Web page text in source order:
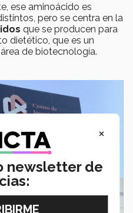
ese aminoácido es
pero se centra en la
que se producen para
dietético, que es un
de biotecnología.
×
newsletter de